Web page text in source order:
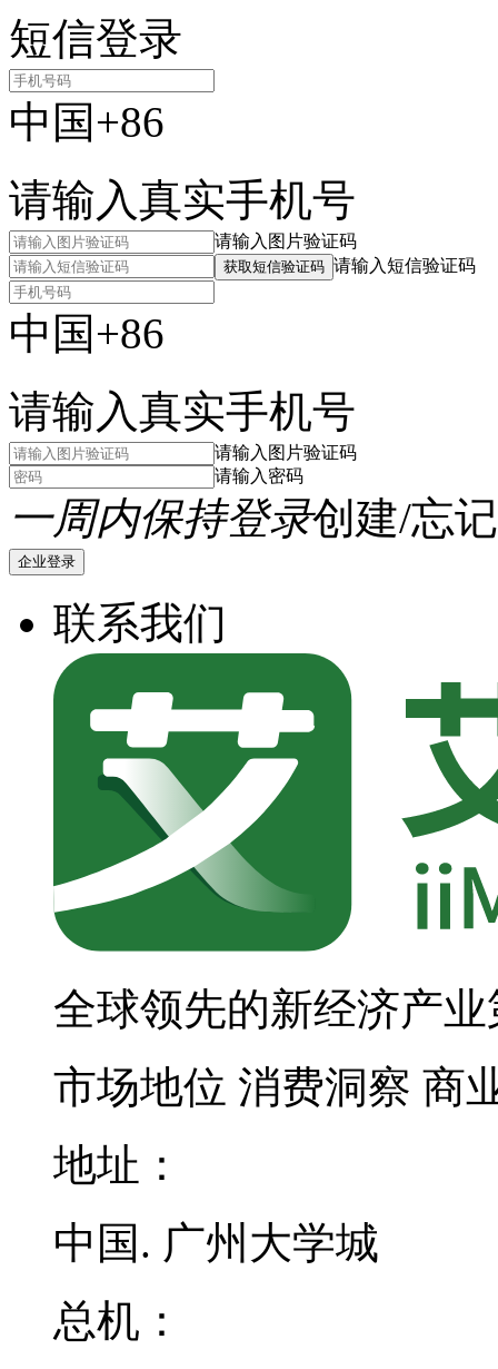
短信登录
中国+86
请输入真实手机号
请输入图片验证码
获取短信验证码 请输入短信验证码
中国+86
请输入真实手机号
请输入图片验证码
请输入密码
一周内保持登录创建/忘
企业登录
联系我们
全球领先的新经济产
市场地位 消费洞察 商
地址：
中国. 广州大学城
总机：